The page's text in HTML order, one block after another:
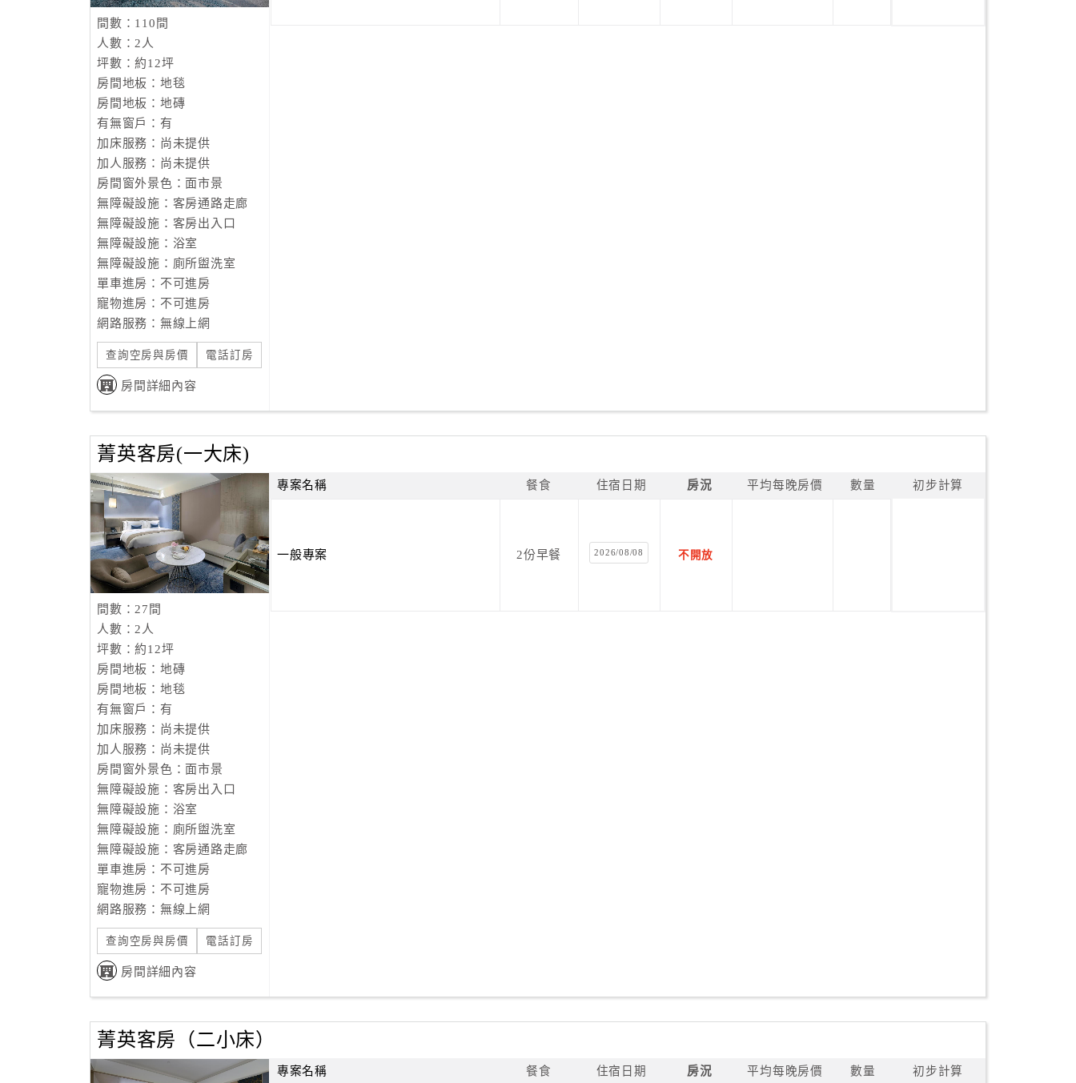
間數：110間
人數：2人
坪數：約12坪
房間地板：地毯
房間地板：地磚
有無窗戶：有
加床服務：尚未提供
加人服務：尚未提供
房間窗外景色：面市景
無障礙設施：客房通路走廊
無障礙設施：客房出入口
無障礙設施：浴室
無障礙設施：廁所盥洗室
單車進房：不可進房
寵物進房：不可進房
網路服務：無線上網
查詢空房與房價 電話訂房
房間詳細內容
菁英客房(一大床)
間數：27間
人數：2人
坪數：約12坪
房間地板：地磚
房間地板：地毯
有無窗戶：有
加床服務：尚未提供
加人服務：尚未提供
房間窗外景色：面市景
無障礙設施：客房出入口
無障礙設施：浴室
無障礙設施：廁所盥洗室
無障礙設施：客房通路走廊
單車進房：不可進房
寵物進房：不可進房
網路服務：無線上網
查詢空房與房價 電話訂房
房間詳細內容
專案名稱 餐食 住宿日期 房況 平均每晚房價 數量 初步計算
一般專案 2份早餐 2026/08/08 不開放
菁英客房（二小床）
專案名稱 餐食 住宿日期 房況 平均每晚房價 數量 初步計算